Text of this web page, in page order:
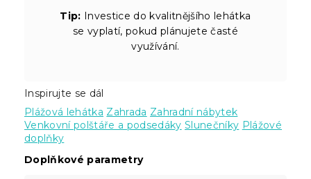
Tip: Investice do kvalitnějšího lehátka
se vyplatí, pokud plánujete časté
využívání.
Inspirujte se dál
Plážová lehátka Zahrada Zahradní nábytek
Venkovní polštáře a podsedáky Slunečníky Plážové
doplňky
Doplňkové parametry